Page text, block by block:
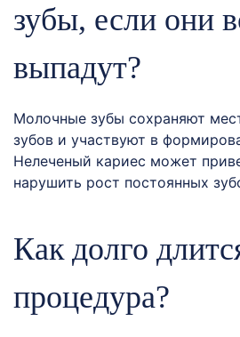
зубы, если они
выпадут?
Молочные зубы сохраняют
зубов и участвуют в
Нелеченый кариес может
нарушить рост постоянных
Как долго
процедура?